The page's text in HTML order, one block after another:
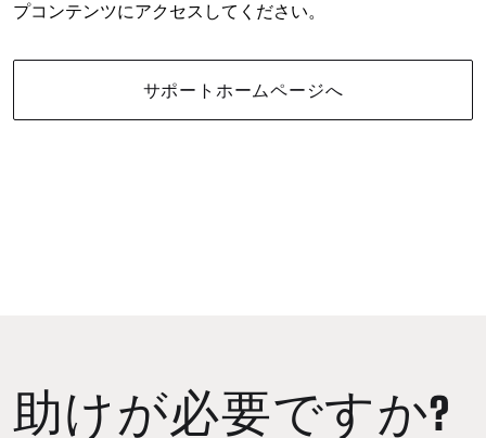
プコンテンツにアクセスしてください。
サポートホームページへ
助けが必要ですか?